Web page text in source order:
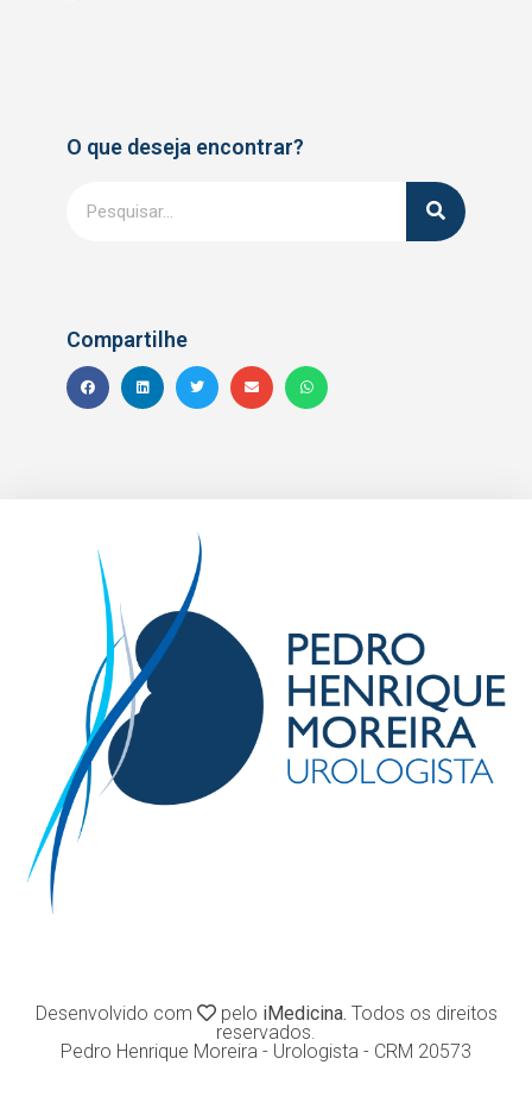
O que deseja encontrar?
Compartilhe
Desenvolvido com pelo iMedicina. Todos os direitos
reservados.
Pedro Henrique Moreira - Urologista - CRM 20573